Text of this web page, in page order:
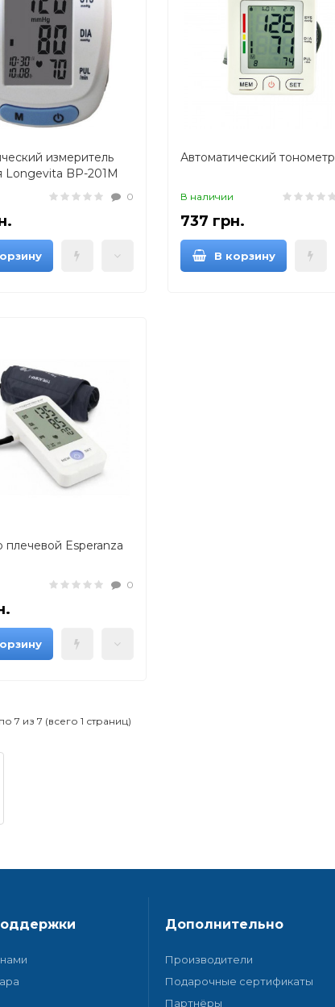
измеритель
Longevita BP-201M
запястье)
0
Автоматический тонометр
В наличии
737 грн.
В корзину
плечевой Esperanza
0
7 из 7 (всего 1 страниц)
Дополнительно
Производители
Подарочные сертификаты
Партнёры